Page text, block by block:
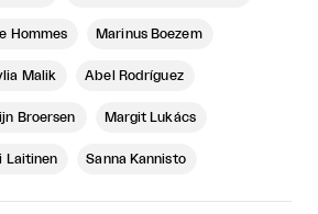
Hommes Marinus Boezem
Malik Abel Rodríguez
Broersen Margit Lukács
Laitinen Sanna Kannisto